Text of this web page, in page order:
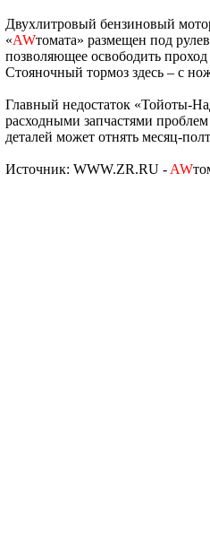
Двухлитровый бензиновый
«AWтомата» размещен под
позволяющее освободить
Стояночный тормоз здесь – с
Главный недостаток «Тойоты-
расходными запчастями
деталей может отнять месяц-
Источник: WWW.ZR.RU - AW